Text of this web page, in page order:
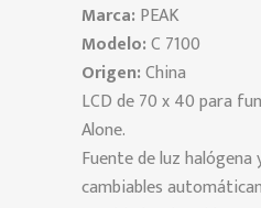
Marca: PEAK
Modelo:C 7100
Origen:China
LCD de 70 x 40 para
Alone.
Fuente de luz
cambiables